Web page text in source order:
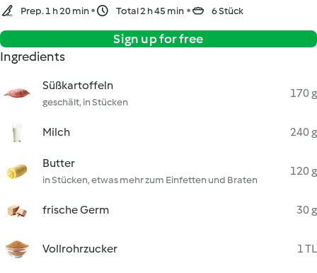
Prep. 1 h 20 min Total 2 h 45 min 6 Stück
Sign up for free
Ingredients
Süßkartoffeln
geschält, in Stücken
170 g
Milch 240 g
Butter
in Stücken, etwas mehr zum Einfetten und Braten
120 g
frische Germ 30 g
Vollrohrzucker 1 TL